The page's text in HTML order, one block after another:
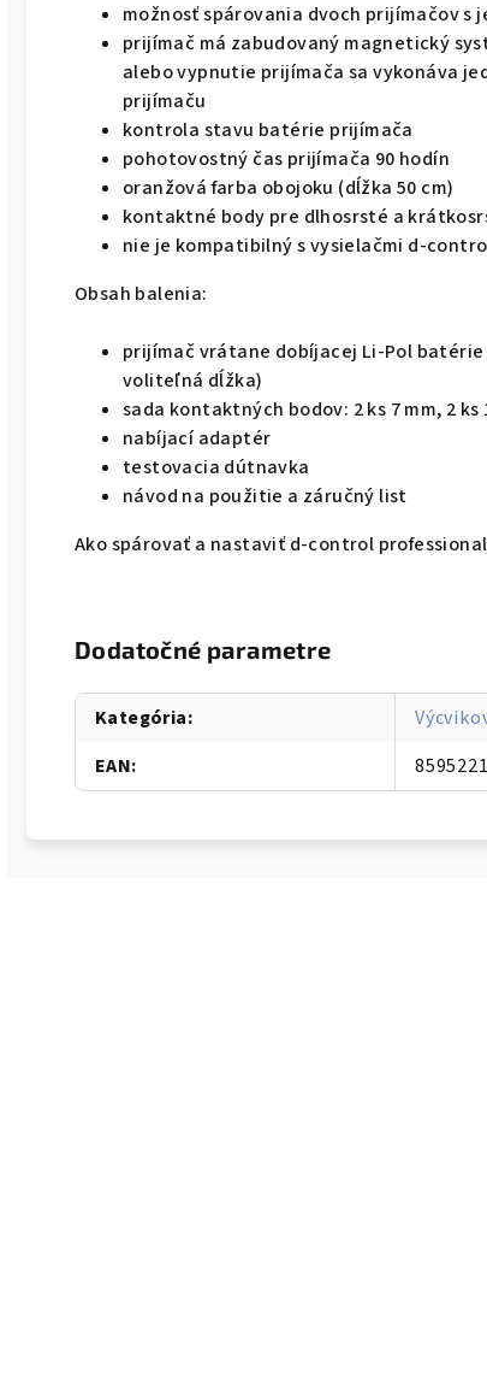
možnosť spárovania dvoch prijímačov s
prijímač má zabudovaný magnetický
alebo vypnutie prijímača sa vykonáva
prijímaču
kontrola stavu batérie prijímača
pohotovostný čas prijímača 90 hodín
oranžová farba obojoku (dĺžka 50 cm)
kontaktné body pre dlhosrsté a
nie je kompatibilný s vysielačmi d-
Obsah balenia:
prijímač vrátane dobíjacej Li-Pol
voliteľná dĺžka)
sada kontaktných bodov: 2 ks 7 mm, 2 ks
nabíjací adaptér
testovacia dútnavka
návod na použitie a záručný list
Ako spárovať a nastaviť d-control
Dodatočné parametre
Kategória:
EAN: